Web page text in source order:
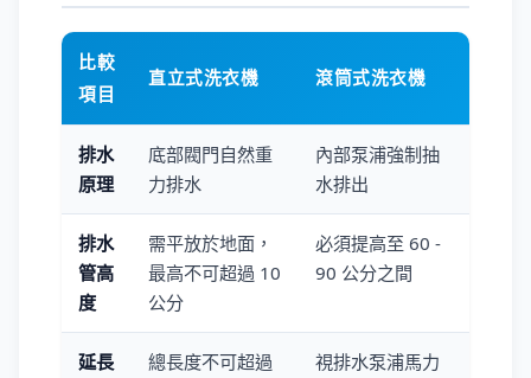
比較
項目
直立式洗衣機 滾筒式洗衣機
排水
原理
底部閥門自然重
力排水
內部泵浦強制抽
水排出
排水
管高
度
需平放於地面，
最高不可超過 10
公分
必須提高至 60 -
90 公分之間
延長
總長度不可超過
視排水泵浦馬力